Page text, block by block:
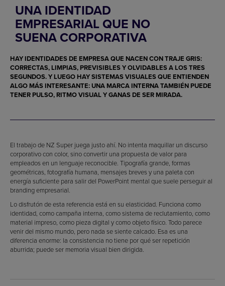
UNA IDENTIDAD
EMPRESARIAL QUE NO
SUENA CORPORATIVA
HAY IDENTIDADES DE EMPRESA QUE NACEN CON TRAJE GRIS:
CORRECTAS, LIMPIAS, PREVISIBLES Y OLVIDABLES A LOS TRES
SEGUNDOS. Y LUEGO HAY SISTEMAS VISUALES QUE ENTIENDEN
ALGO MÁS INTERESANTE: UNA MARCA INTERNA TAMBIÉN PUEDE
TENER PULSO, RITMO VISUAL Y GANAS DE SER MIRADA.
El trabajo de NZ Super juega justo ahí. No intenta maquillar un discurso
corporativo con color, sino convertir una propuesta de valor para
empleados en un lenguaje reconocible. Tipografía grande, formas
geométricas, fotografía humana, mensajes breves y una paleta con
energía suficiente para salir del PowerPoint mental que suele perseguir al
branding empresarial.
Lo disfrutón de esta referencia está en su elasticidad. Funciona como
identidad, como campaña interna, como sistema de reclutamiento, como
material impreso, como pieza digital y como objeto físico. Todo parece
venir del mismo mundo, pero nada se siente calcado. Esa es una
diferencia enorme: la consistencia no tiene por qué ser repetición
aburrida; puede ser memoria visual bien dirigida.